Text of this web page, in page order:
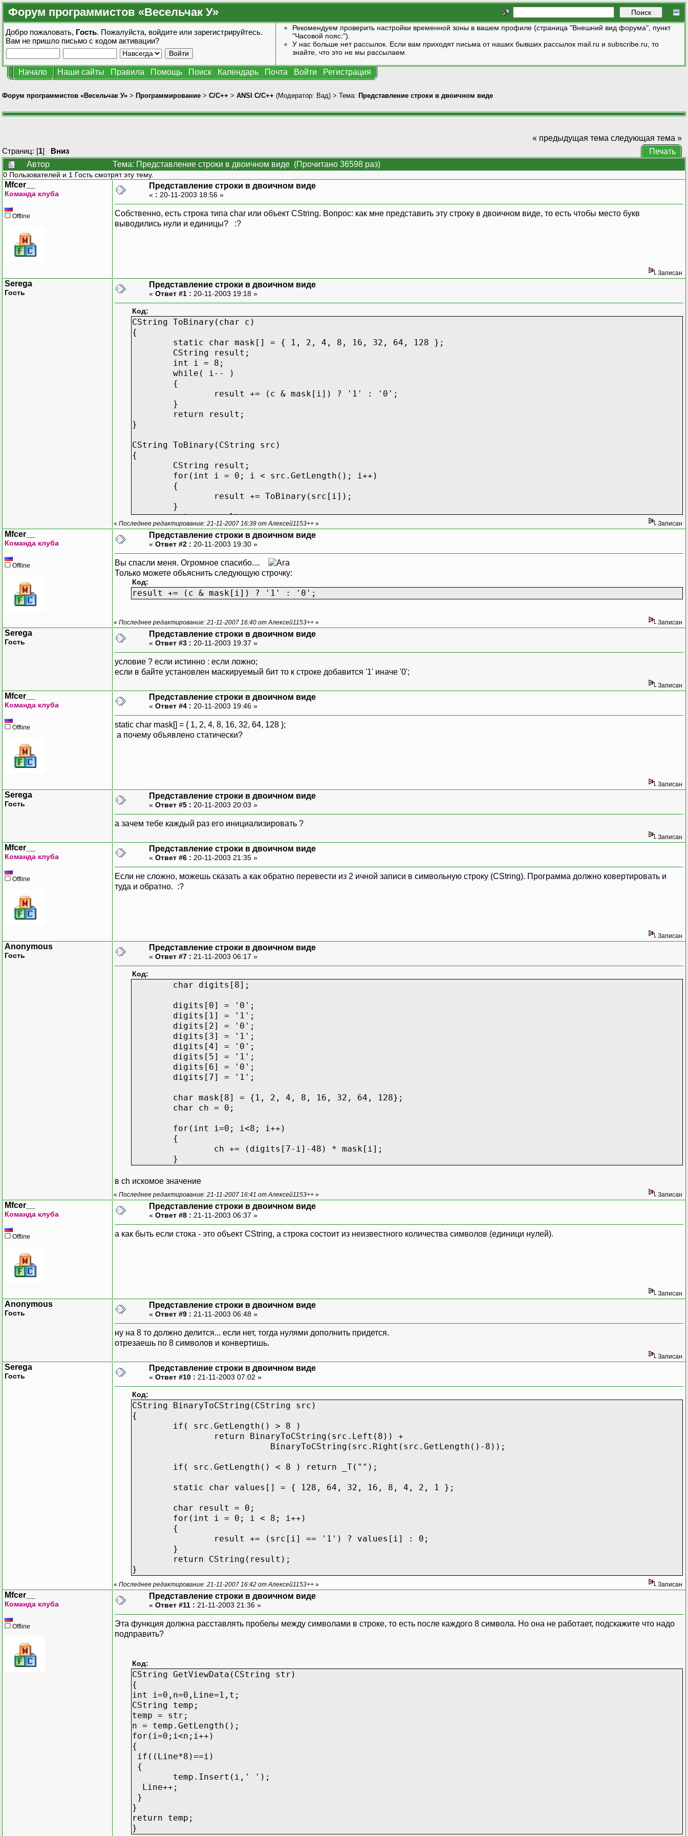
Форум программистов «Весельчак У»
Добро пожаловать, Гость. Пожалуйста, войдите или зарегистрируйтесь.
Вам не пришло письмо с кодом активации?
Рекомендуем проверить настройки временной зоны в вашем профиле (страница "Внешний вид форума", пункт
"Часовой пояс:").
У нас больше нет рассылок. Если вам приходят письма от наших бывших рассылок mail.ru и subscribe.ru, то
знайте, что это не мы рассылаем.
Начало Наши сайты Правила Помощь Поиск Календарь Почта Войти Регистрация
Форум программистов «Весельчак У» > Программирование > C/C++ > ANSI С/С++ (Модератор: Вад) > Тема: Представление строки в двоичном виде
Страниц: [1] Вниз
« предыдущая тема следующая тема »
Печать
Автор
Тема: Представление строки в двоичном виде (Прочитано 36598 раз)
0 Пользователей и 1 Гость смотрят эту тему.
Mfcer__
Команда клуба
Offline
Представление строки в двоичном виде
« : 20-11-2003 18:56 »
Собственно, есть строка типа char или объект CString. Вопрос: как мне представить эту строку в двоичном виде, то есть чтобы место букв
выводились нули и единицы? :?
Записан
Serega
Гость
Представление строки в двоичном виде
« Ответ #1 : 20-11-2003 19:18 »
Код:
CString ToBinary(char c)
{
static char mask[] = { 1, 2, 4, 8, 16, 32, 64, 128 };
CString result;
int i = 8;
while( i-- )
{
result += (c & mask[i]) ? '1' : '0';
}
return result;
}
CString ToBinary(CString src)
{
CString result;
for(int i = 0; i < src.GetLength(); i++)
{
result += ToBinary(src[i]);
}
return result;
}
« Последнее редактирование: 21-11-2007 16:39 от Алексей1153++ » Записан
Mfcer__
Команда клуба
Offline
Представление строки в двоичном виде
« Ответ #2 : 20-11-2003 19:30 »
Вы спасли меня. Огромное спасибо....
Только можете объяснить следующую строчку:
Код:
result += (c & mask[i]) ? '1' : '0';
« Последнее редактирование: 21-11-2007 16:40 от Алексей1153++ » Записан
Serega
Гость
Представление строки в двоичном виде
« Ответ #3 : 20-11-2003 19:37 »
условие ? если истинно : если ложно;
если в байте установлен маскируемый бит то к строке добавится '1' иначе '0';
Записан
Mfcer__
Команда клуба
Offline
Представление строки в двоичном виде
« Ответ #4 : 20-11-2003 19:46 »
static char mask[] = { 1, 2, 4, 8, 16, 32, 64, 128 };
а почему объявлено статически?
Записан
Serega
Гость
Представление строки в двоичном виде
« Ответ #5 : 20-11-2003 20:03 »
а зачем тебе каждый раз его инициализировать ?
Записан
Mfcer__
Команда клуба
Offline
Представление строки в двоичном виде
« Ответ #6 : 20-11-2003 21:35 »
Если не сложно, можешь сказать а как обратно перевести из 2 ичной записи в символьную строку (CString). Программа должно ковертировать и
туда и обратно. :?
Записан
Anonymous
Гость
Представление строки в двоичном виде
« Ответ #7 : 21-11-2003 06:17 »
Код:
char digits[8];
digits[0] = '0';
digits[1] = '1';
digits[2] = '0';
digits[3] = '1';
digits[4] = '0';
digits[5] = '1';
digits[6] = '0';
digits[7] = '1';
char mask[8] = {1, 2, 4, 8, 16, 32, 64, 128};
char ch = 0;
for(int i=0; i<8; i++)
{
ch += (digits[7-i]-48) * mask[i];
}
в ch искомое значение
« Последнее редактирование: 21-11-2007 16:41 от Алексей1153++ » Записан
Mfcer__
Команда клуба
Offline
Представление строки в двоичном виде
« Ответ #8 : 21-11-2003 06:37 »
а как быть если стока - это объект CString, а строка состоит из неизвестного количества символов (единици нулей).
Записан
Anonymous
Гость
Представление строки в двоичном виде
« Ответ #9 : 21-11-2003 06:48 »
ну на 8 то должно делится... если нет, тогда нулями дополнить придется.
отрезаешь по 8 символов и конвертишь.
Записан
Serega
Гость
Представление строки в двоичном виде
« Ответ #10 : 21-11-2003 07:02 »
Код:
CString BinaryToCString(CString src)
{
if( src.GetLength() > 8 )
return BinaryToCString(src.Left(8)) +
BinaryToCString(src.Right(src.GetLength()-8));
if( src.GetLength() < 8 ) return _T("");
static char values[] = { 128, 64, 32, 16, 8, 4, 2, 1 };
char result = 0;
for(int i = 0; i < 8; i++)
{
result += (src[i] == '1') ? values[i] : 0;
}
return CString(result);
}
« Последнее редактирование: 21-11-2007 16:42 от Алексей1153++ » Записан
Mfcer__
Команда клуба
Offline
Представление строки в двоичном виде
« Ответ #11 : 21-11-2003 21:36 »
Эта функция должна расставлять пробелы между символами в строке, то есть после каждого 8 символа. Но она не работает, подскажите что надо
подправить?
Код:
CString GetViewData(CString str)
{
int i=0,n=0,Line=1,t;
CString temp;
temp = str;
n = temp.GetLength();
for(i=0;i<n;i++)
{
if((Line*8)==i)
{
temp.Insert(i,' ');
Line++;
}
}
return temp;
}